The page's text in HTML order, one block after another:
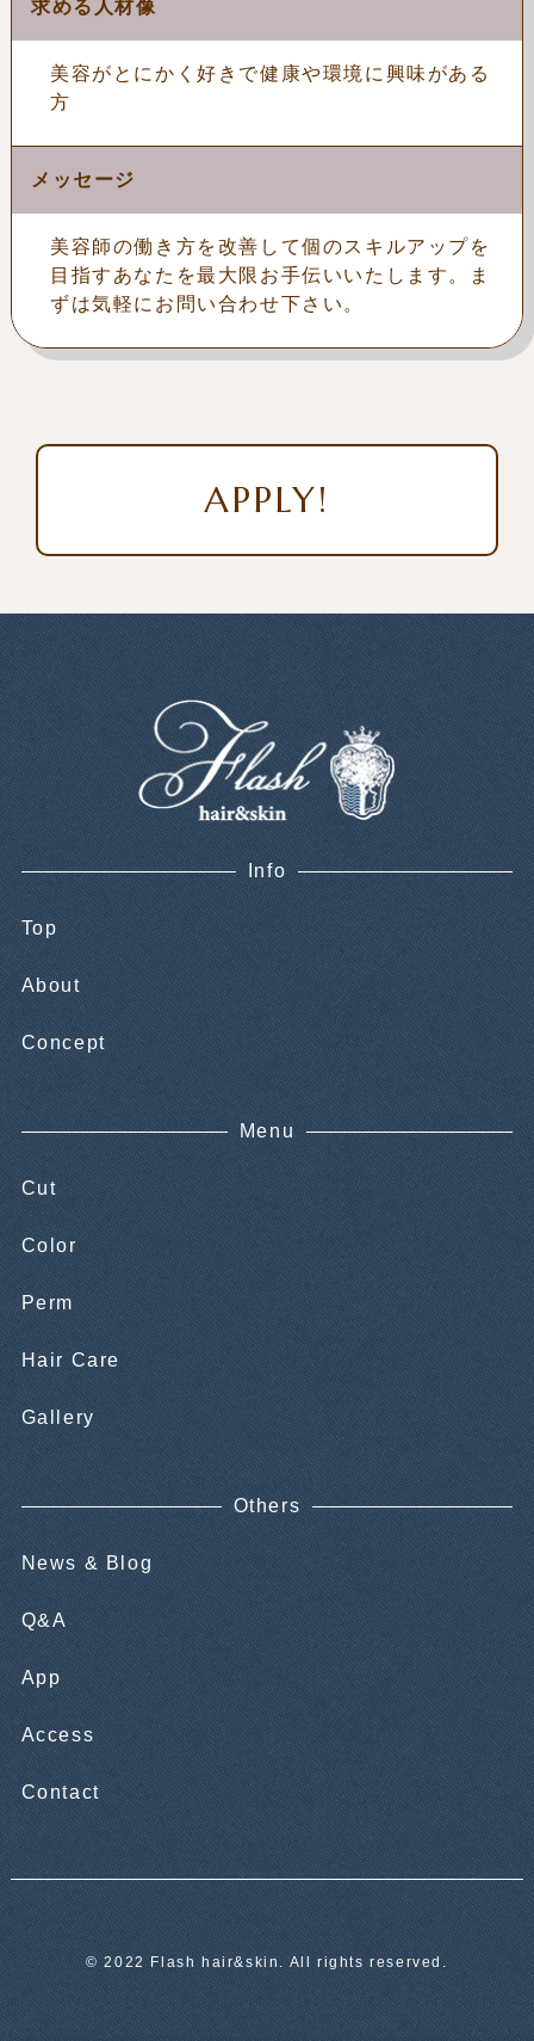
求める人材像
美容がとにかく好きで健康や環境に興味がある
方
メッセージ
美容師の働き方を改善して個のスキルアップを
目指すあなたを最大限お手伝いいたします。ま
ずは気軽にお問い合わせ下さい。
APPLY!
Info
Top
About
Concept
Menu
Cut
Color
Perm
Hair Care
Gallery
Others
News & Blog
Q&A
App
Access
Contact
© 2022 Flash hair&skin. All rights reserved.